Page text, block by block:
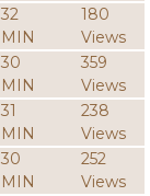
32
MIN
180
Views
30
MIN
359
Views
31
MIN
238
Views
30
MIN
252
Views